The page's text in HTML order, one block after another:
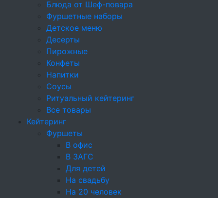
Блюда от Шеф-повара
Фуршетные наборы
Детское меню
Десерты
Пирожные
Конфеты
Напитки
Соусы
Ритуальный кейтеринг
Все товары
Кейтеринг
Фуршеты
В офис
В ЗАГС
Для детей
На свадьбу
На 20 человек
Брускетты
Профитроли и волованы
Профитроли
Бургеры
Тарталетки
Мясные нарезки
Горячие закуски
Мини-шашлычки